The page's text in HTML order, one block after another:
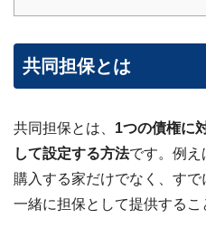
こ
い
営
業
行
ま
せ
※
共同担保とは
共同担保とは、 1つの債権に
して設定する方法です。例え
購入する家だけでなく、す
一緒に担保として提供するこ